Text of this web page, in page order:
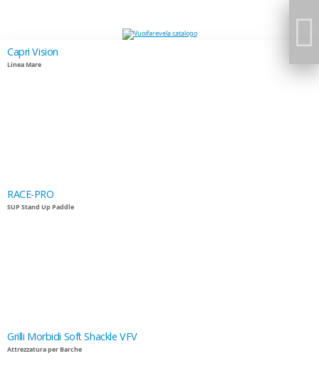
Capri Vision
Linea Mare
RACE-PRO
SUP Stand Up Paddle
Grilli Morbidi Soft Shackle VFV
Attrezzatura per Barche